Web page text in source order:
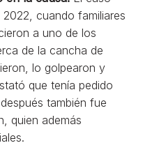
cuando familiares
a uno de los
de la cancha de
lo golpearon y
que tenía pedido
también fue
quien además